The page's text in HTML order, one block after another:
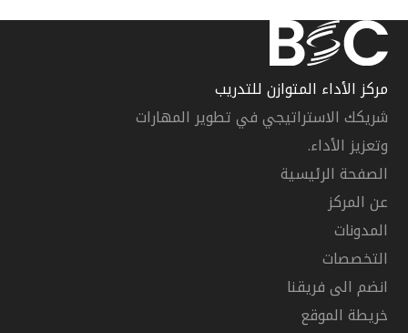
مركز الأداء المتوازن للتدريب
شريكك الاستراتيجي في تطوير المهارات
وتعزيز الأداء.
الصفحة الرئيسية
عن المركز
المدونات
التخصصات
انضم الى فريقنا
خريطة الموقع